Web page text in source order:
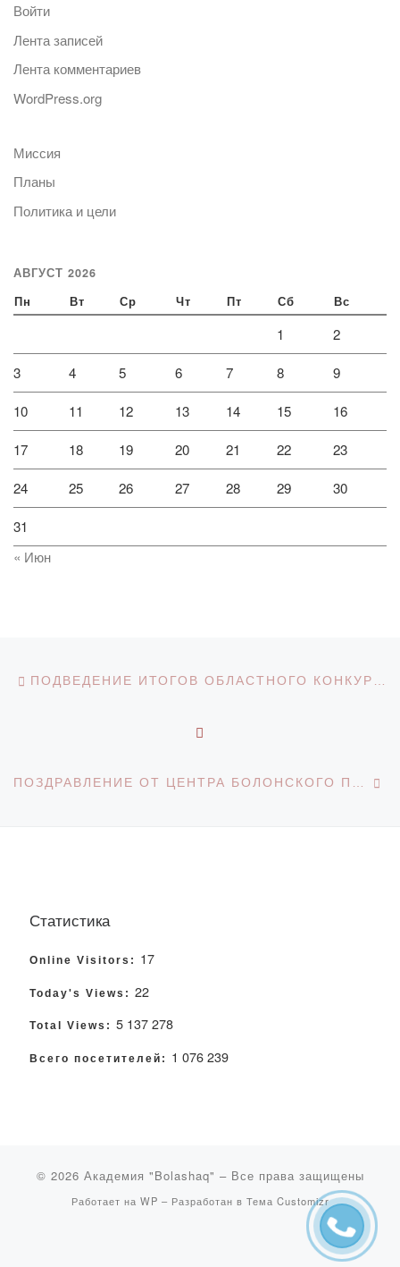
Войти
Лента записей
Лента комментариев
WordPress.org
Миссия
Планы
Политика и цели
АВГУСТ 2026
Пн Вт Ср Чт Пт Сб Вс
1 2
3 4 5 6 7 8 9
10 11 12 13 14 15 16
17 18 19 20 21 22 23
24 25 26 27 28 29 30
31
« Июн
Навигация по записям
Статистика
Online Visitors: 17
Today's Views: 22
Total Views: 5 137 278
Всего посетителей: 1 076 239
© 2026 Академия "Bolashaq" – Все права защищены
Работает на WP – Разработан в Тема Customizr